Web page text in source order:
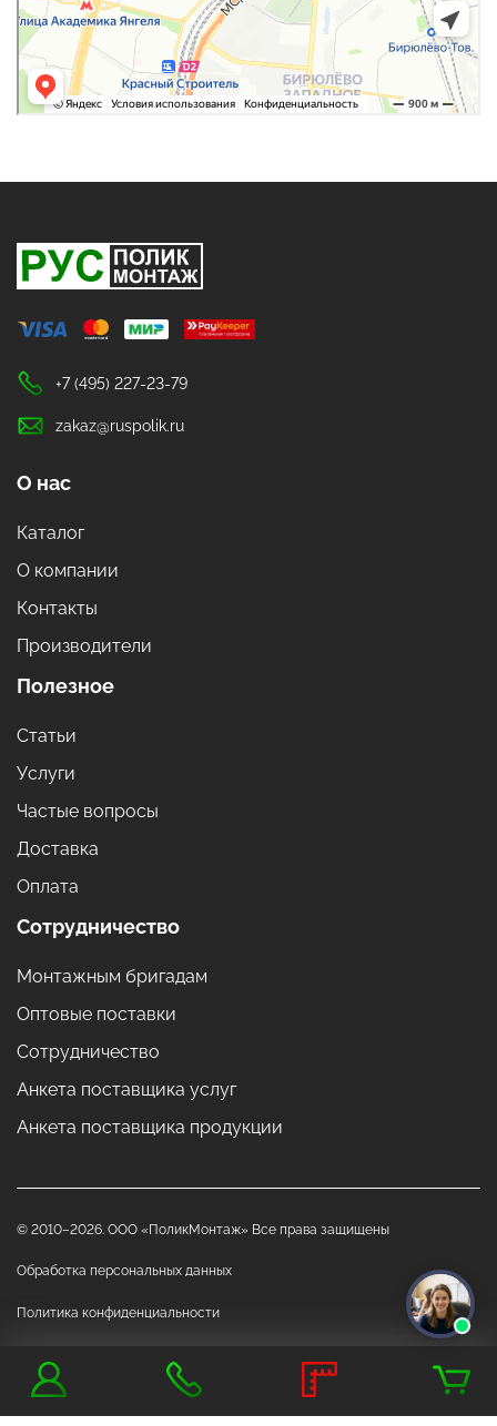
+7 (495) 227-23-79
zakaz@ruspolik.ru
О нас
Каталог
О компании
Контакты
Производители
Полезное
Статьи
Услуги
Частые вопросы
Доставка
Оплата
Сотрудничество
Монтажным бригадам
Оптовые поставки
Сотрудничество
Анкета поставщика услуг
Анкета поставщика продукции
© 2010–2026. ООО «ПоликМонтаж» Все права защищены
Обработка персональных данных
Политика конфиденциальности
Данный сайт носит исключительно информационный характер и ни при
каких обстоятельствах не является публичной офертой, определяемой
положениями Статьи 437 "Гражданского кодекса РФ"